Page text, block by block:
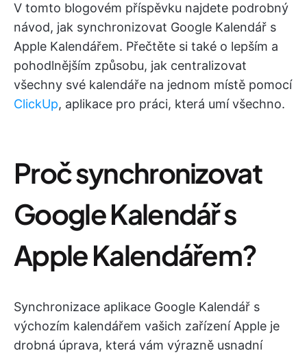
V tomto blogovém příspěvku najdete podrobný
návod, jak synchronizovat Google Kalendář s
Apple Kalendářem. Přečtěte si také o lepším a
pohodlnějším způsobu, jak centralizovat
všechny své kalendáře na jednom místě pomocí
ClickUp, aplikace pro práci, která umí všechno.
Proč synchronizovat
Google Kalendář s
Apple Kalendářem?
Synchronizace aplikace Google Kalendář s
výchozím kalendářem vašich zařízení Apple je
drobná úprava, která vám výrazně usnadní